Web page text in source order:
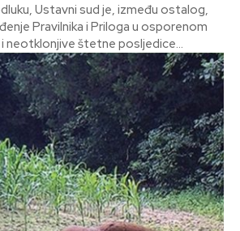
Ustavni sud je, između ostalog,
Pravilnika i Priloga u osporenom
neotklonjive štetne posljedice...